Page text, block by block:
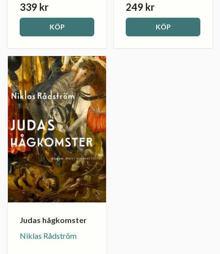
339 kr
KÖP
249 kr
KÖP
Judas hågkomster
Niklas Rådström